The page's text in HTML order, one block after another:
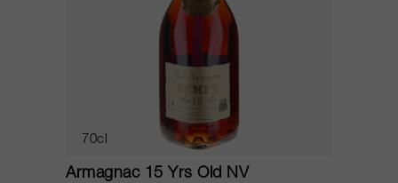
70cl
Armagnac 15 Yrs Old NV